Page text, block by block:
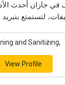
في جازان أحدث
and Sanitizing,
View Profile